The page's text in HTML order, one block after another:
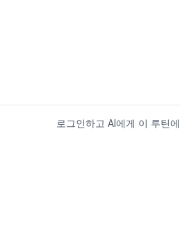
로그인하고 AI에게 이 루틴